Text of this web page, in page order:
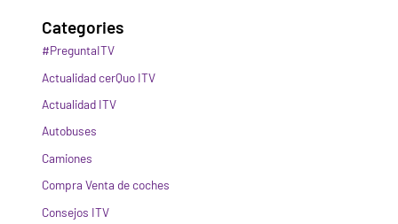
Categories
#PreguntaITV
Actualidad cerQuo ITV
Actualidad ITV
Autobuses
Camiones
Compra Venta de coches
Consejos ITV